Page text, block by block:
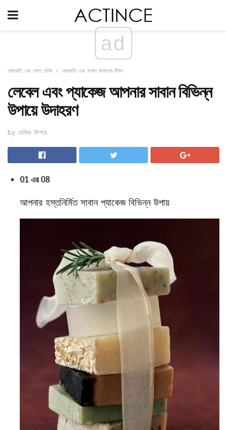
ad
মোমবাতি এবং সোপ মেকিং মোমবাতি এবং সাবান বানানোর টিপস
লেবেল এবং প্যাকেজ আপনার সাবান বিভিন্ন
উপায়ে উদাহরণ
by ডেভিড ফিশার
01 এর 08
আপনার হস্তনির্মিত সাবান প্যাকেজ বিভিন্ন উপায়